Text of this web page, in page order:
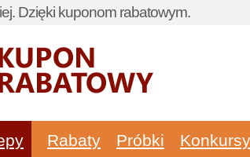
Dzięki kuponom rabatowym.
Rabaty Próbki Konkursy